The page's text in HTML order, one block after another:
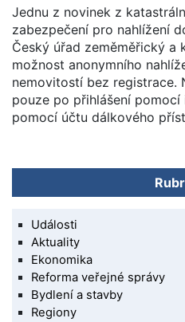
Jednu z novinek z
zabezpečení pro nahlížení
Český úřad zeměměřický a
možnost anonymního
nemovitostí bez registrace.
pouze po přihlášení
pomocí účtu dálkového
Události
Aktuality
Ekonomika
Reforma veřejné správy
Bydlení a stavby
Regiony